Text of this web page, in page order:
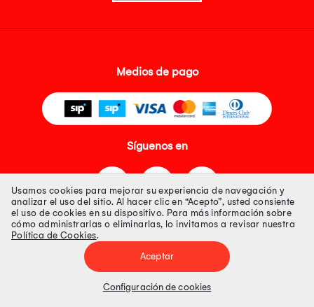
Medios de pago
Síguenos en
Tienda 100% Segura
Tiendas Peruanas S.A. R.U.C. Nº 20493020618. Todos los derechos
Precios disponibles solo en www.oechsle.pe. Precios online publicados
Usamos cookies para mejorar su experiencia de navegación y
analizar el uso del sitio. Al hacer clic en “Acepto”, usted consiente
el uso de cookies en su dispositivo. Para más información sobre
cómo administrarlas o eliminarlas, lo invitamos a revisar nuestra
Política de Cookies.
Aceptar
Configuración de cookies